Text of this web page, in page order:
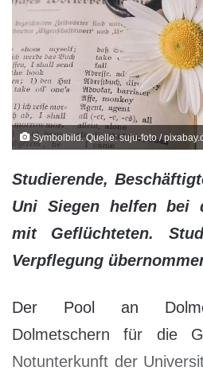
Symbolbild. Quelle: suju-foto /
Studierende,
Uni Siegen helfen bei
mit Geflüchteten.
Verpflegung
Der Pool an
Dolmetschern für die
Notunterkunft der